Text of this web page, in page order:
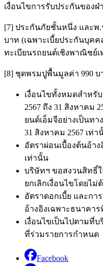
เงื่อนไขการรับประกันของฝ่
[7] ประกันภัยชั้นหนึ่ง และพ.
บาท (เฉพาะเบี้ยประกันบุค
ทะเบียนรถยนต์เชิงพาณิชย์
[8] ชุดพรมปูพื้นมูลค่า 990 บ
เงื่อนไขทั้งหมดสำหรั
2567 ถึง 31 สิงหาคม
ยนต์เอ็มจีอย่างเป็นท
31 สิงหาคม 2567 เท่า
อัตราผ่อนเบื้องต้นอ้า
เท่านั้น
บริษัทฯ ขอสงวนสิทธิ์ใ
ยกเลิกเงื่อนไขโดยไ
อัตราดอกเบี้ย และก
อ้างอิงเฉพาะธนาคา
เงื่อนไขเป็นไปตามที่
ที่ร่วมรายการกำหนด
Facebook